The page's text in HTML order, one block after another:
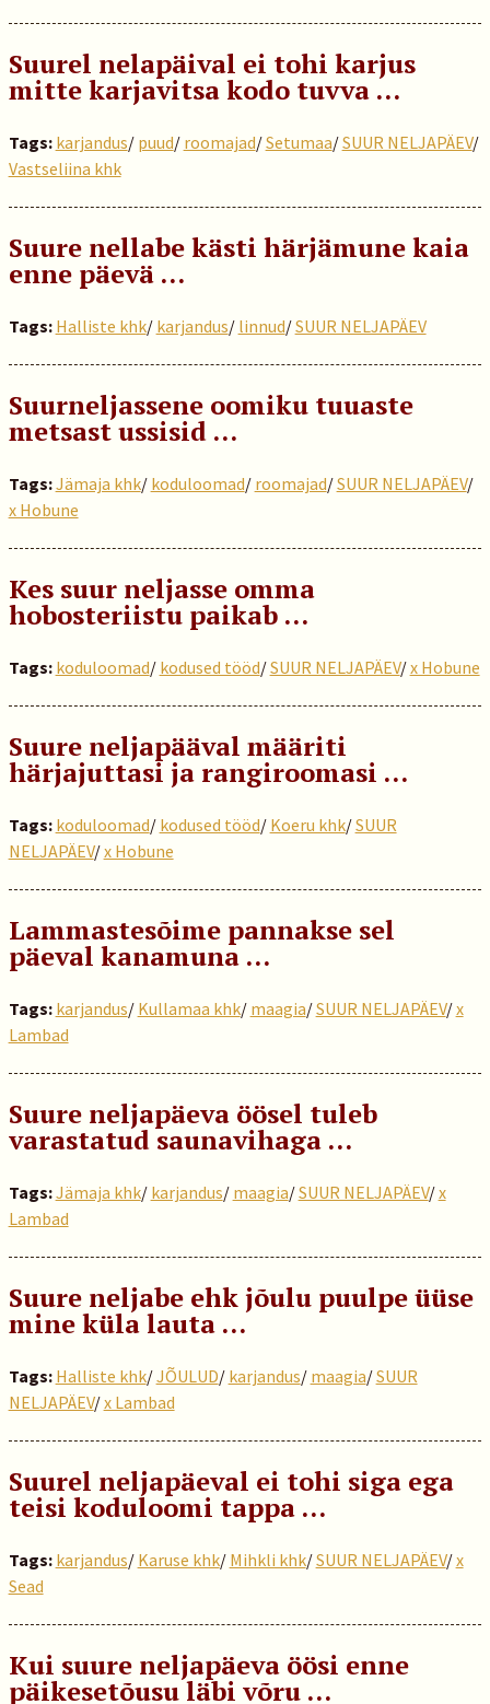
Suurel nelapäival ei tohi karjus
mitte karjavitsa kodo tuvva …
Tags: karjandus/ puud/ roomajad/Setumaa/SUUR NELJAPÄEV/
Vastseliina khk
Suure nellabe kästi härjämune kaia
enne päevä …
Tags: Halliste khk/ karjandus/ linnud/SUUR NELJAPÄEV
Suurneljassene oomiku tuuaste
metsast ussisid ...
Tags:Jämaja khk/ koduloomad/ roomajad/SUUR NELJAPÄEV/
x Hobune
Kes suur neljasse omma
hobosteriistu paikab …
Tags: koduloomad/ kodused tööd/SUUR NELJAPÄEV/x Hobune
Suure neljapääval määriti
härjajuttasi ja rangiroomasi …
Tags: koduloomad/ kodused tööd/ Koeru khk/SUUR
NELJAPÄEV/x Hobune
Lammastesõime pannakse sel
päeval kanamuna …
Tags: karjandus/ Kullamaa khk/ maagia/SUUR NELJAPÄEV/x
Lambad
Suure neljapäeva öösel tuleb
varastatud saunavihaga …
Tags:Jämaja khk/ karjandus/ maagia/SUUR NELJAPÄEV/x
Lambad
Suure neljabe ehk jõulu puulpe üüse
mine küla lauta …
Tags: Halliste khk/JÕULUD/ karjandus/ maagia/SUUR
NELJAPÄEV/x Lambad
Suurel neljapäeval ei tohi siga ega
teisi koduloomi tappa …
Tags: karjandus/ Karuse khk/ Mihkli khk/SUUR NELJAPÄEV/x
Sead
Kui suure neljapäeva öösi enne
päikesetõusu läbi võru …